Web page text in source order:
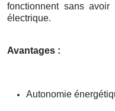
fonctionnent sans
électrique.
Avantages :
Autonomie